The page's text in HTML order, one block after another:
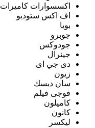
اكسسوارات كاميرات
اف اكس ستوديو
بويا
جوبرو
جودوكس
جينرال
دى جي اى
زيون
سان ديسك
فوجى فيلم
كاميلون
كانون
ليكسر